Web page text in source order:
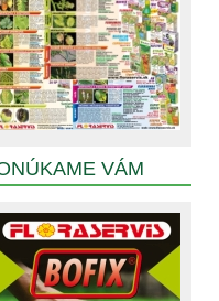
VÁM